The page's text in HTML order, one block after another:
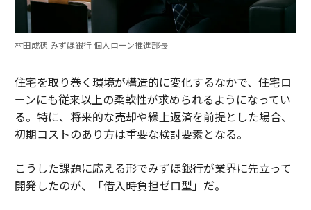
村田成穂 みずほ銀行 個人ローン推進部長
住宅を取り巻く環境が構造的に変化するなかで、住宅ロ
ーンにも従来以上の柔軟性が求められるようになってい
る。特に、将来的な売却や繰上返済を前提とした場合、
初期コストのあり方は重要な検討要素となる。
こうした課題に応える形でみずほ銀行が業界に先立って
開発したのが、「借入時負担ゼロ型」だ。